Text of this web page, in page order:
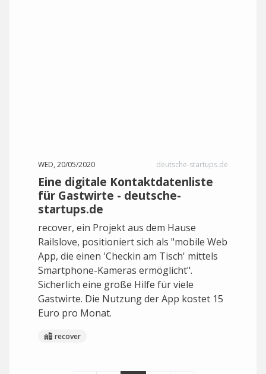
WED, 20/05/2020 deutsche-startups.de
Eine digitale Kontaktdatenliste
für Gastwirte - deutsche-
startups.de
recover, ein Projekt aus dem Hause
Railslove, positioniert sich als "mobile Web
App, die einen 'Checkin am Tisch' mittels
Smartphone-Kameras ermöglicht".
Sicherlich eine große Hilfe für viele
Gastwirte. Die Nutzung der App kostet 15
Euro pro Monat.
recover